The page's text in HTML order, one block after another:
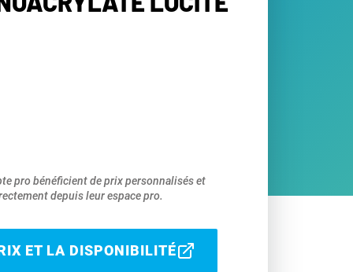
pro bénéficient de prix personnalisés et
depuis leur espace pro.
ET LA DISPONIBILITÉ